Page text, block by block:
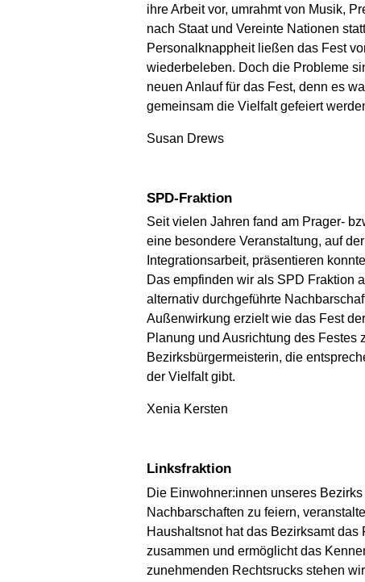
ihre Arbeit vor, umrahmt von Musik,
nach Staat und Vereinte Nationen
Personalknappheit ließen das Fest
wiederbeleben. Doch die Probleme
neuen Anlauf für das Fest, denn es
gemeinsam die Vielfalt gefeiert
Susan Drews
SPD-Fraktion
Seit vielen Jahren fand am Prager-
eine besondere Veranstaltung, auf
Integrationsarbeit, präsentieren
Das empfinden wir als SPD Fraktion
alternativ durchgeführte
Außenwirkung erzielt wie das Fest
Planung und Ausrichtung des
Bezirksbürgermeisterin, die
der Vielfalt gibt.
Xenia Kersten
Linksfraktion
Die Einwohner:innen unseres
Nachbarschaften zu feiern,
Haushaltsnot hat das Bezirksamt
zusammen und ermöglicht das
zunehmenden Rechtsrucks stehen